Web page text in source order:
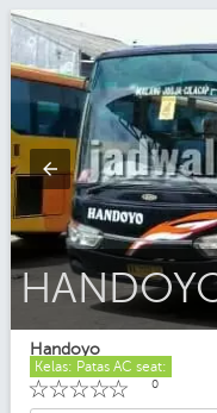
Handoyo
Kelas: Patas AC seat:
☆
☆
☆
☆
☆ 0